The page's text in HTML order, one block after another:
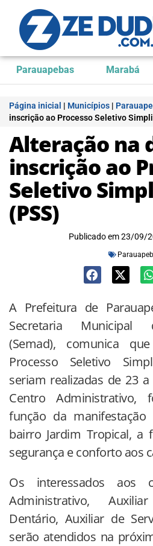
Parauapebas Marabá
Página inicial | Municípios |
inscrição ao Processo Seletivo
Alteração na
inscrição ao
Seletivo
(PSS)
Publicado em 23/09/
A Prefeitura de
Secretaria Municipal
(Semad), comunica
Processo Seletivo
seriam realizadas de 23
Centro Administrativo,
função da
bairro Jardim Tropical, a
segurança e conforto aos
Os interessados aos
Administrativo,
Dentário, Auxiliar de
serão atendidos na